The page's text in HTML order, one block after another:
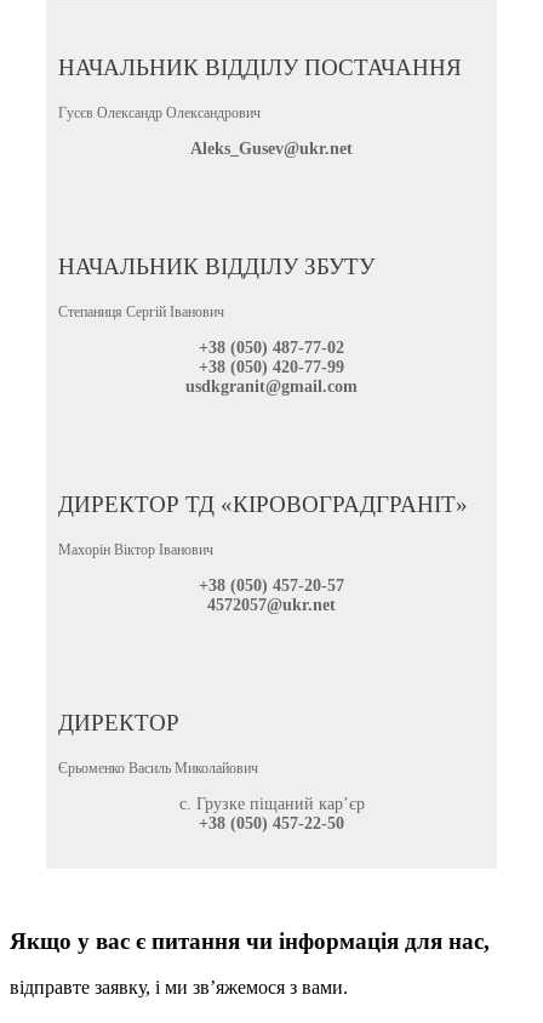
НАЧАЛЬНИК ВІДДІЛУ ПОСТАЧАННЯ
Гусєв Олександр Олександрович
Aleks_Gusev@ukr.net
НАЧАЛЬНИК ВІДДІЛУ ЗБУТУ
Степаниця Сергій Іванович
+38 (050) 487-77-02
+38 (050) 420-77-99
usdkgranit@gmail.com
ДИРЕКТОР ТД «КІРОВОГРАДГРАНІТ»
Махорін Віктор Іванович
+38 (050) 457-20-57
4572057@ukr.net
ДИРЕКТОР
Єрьоменко Василь Миколайович
с. Грузке піщаний кар’єр
+38 (050) 457-22-50
Якщо у вас є питання чи інформація для нас,
відправте заявку, і ми зв’яжемося з вами.